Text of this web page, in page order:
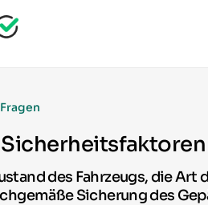
Fragen
Sicherheitsfaktoren
des Fahrzeugs, die Art
Sicherung des